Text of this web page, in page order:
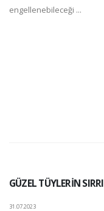
engellenebileceği ...
GÜZEL TÜYLERİN SIRRI
31.07.2023